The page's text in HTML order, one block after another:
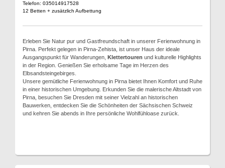
Telefon: 035014917528
12 Betten + zusätzlich Aufbettung
Erleben Sie Natur pur und Gastfreundschaft in unserer Ferienwohnung in
Pirna. Perfekt gelegen in Pirna-Zehista, ist unser Haus der ideale
Ausgangspunkt für Wanderungen, Klettertouren und kulturelle Highlights
in der Region. Genießen Sie erholsame Tage im Herzen des
Elbsandsteingebirges.
Unsere gemütliche Ferienwohnung in Pirna bietet Ihnen Komfort und Ruhe
in einer historischen Umgebung. Erkunden Sie die malerische Altstadt von
Pirna, besuchen Sie Dresden mit seiner Vielzahl an historischen
Bauwerken, entdecken Sie die Schönheiten der Sächsischen Schweiz
und kehren Sie abends in Ihre persönliche Wohlfühloase zurück.